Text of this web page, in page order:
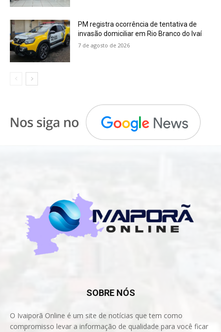
PM registra ocorrência de tentativa de
invasão domiciliar em Rio Branco do Ivaí
7 de agosto de 2026
SOBRE NÓS
O Ivaiporã Online é um site de notícias que tem como
compromisso levar a informação de qualidade para você ficar